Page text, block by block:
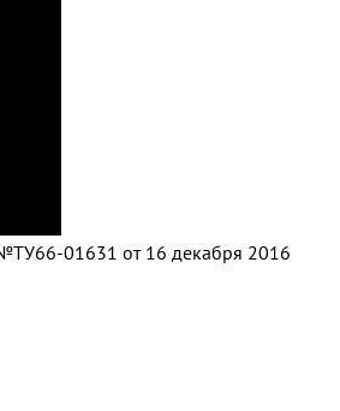
01631 от 16 декабря 2016